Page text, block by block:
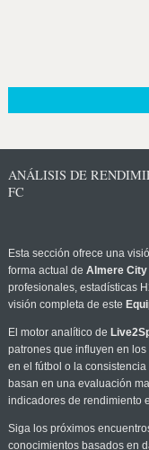
ANÁLISIS DE
FC
Esta sección ofrece una
forma actual de Almere City
profesionales, estadísticas
visión completa de este
El motor analítico de
patrones que influyen en
en el fútbol o la
basan en una evaluación
indicadores de rendimiento
Siga los próximos
conocimientos basados en